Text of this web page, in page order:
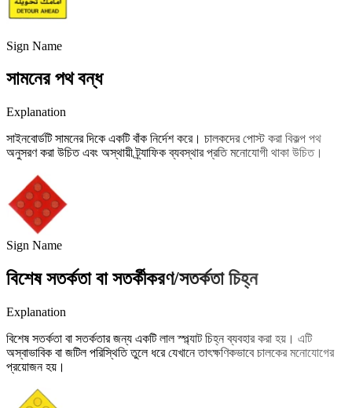
Sign Name
সামনের পথ বন্ধ
Explanation
সাইনবোর্ডটি সামনের দিকে একটি বাঁক নির্দেশ করে। চালকদের পোস্ট করা বিকল্প পথ
অনুসরণ করা উচিত এবং অস্থায়ী ট্র্যাফিক ব্যবস্থার প্রতি মনোযোগী থাকা উচিত।
Sign Name
বিশেষ সতর্কতা বা সতর্কীকরণ/সতর্কতা চিহ্ন
Explanation
বিশেষ সতর্কতা বা সতর্কতার জন্য একটি লাল স্প্ল্যাট চিহ্ন ব্যবহার করা হয়। এটি
অস্বাভাবিক বা জটিল পরিস্থিতি তুলে ধরে যেখানে তাৎক্ষণিকভাবে চালকের মনোযোগের
প্রয়োজন হয়।